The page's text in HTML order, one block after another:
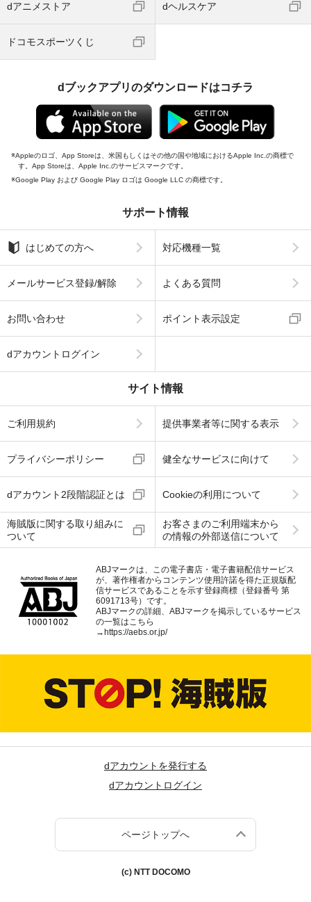
dアニメストア dヘルスケア
ドコモスポーツくじ
dブックアプリのダウンロードはコチラ
Appleのロゴ、App Storeは、米国もしくはその他の国や地域におけるApple Inc.の商標で
す。App Storeは、Apple Inc.のサービスマークです。
Google Play および Google Play ロゴは Google LLC の商標です。
サポート情報
はじめての方へ 対応機種一覧
メールサービス登録/解除 よくある質問
お問い合わせ ポイント表示設定
dアカウントログイン
サイト情報
ご利用規約 提供事業者等に関する表示
プライバシーポリシー 健全なサービスに向けて
dアカウント2段階認証とは Cookieの利用について
海賊版に関する取り組みに
ついて
お客さまのご利用端末から
の情報の外部送信について
ABJマークは、この電子書店・電子書籍配信サービス
が、著作権者からコンテンツ使用許諾を得た正規版配
信サービスであることを示す登録商標（登録番号 第
6091713号）です。
ABJマークの詳細、ABJマークを掲示しているサービス
の一覧はこちら
→https://aebs.or.jp/
dアカウントを発行する
dアカウントログイン
ページトップへ
(c) NTT DOCOMO